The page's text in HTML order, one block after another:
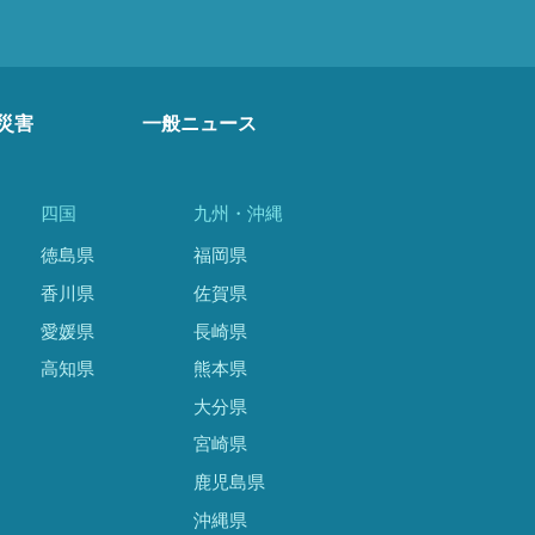
害 一般ニュース
四国
徳島県
香川県
愛媛県
高知県
九州・沖縄
福岡県
佐賀県
長崎県
熊本県
大分県
宮崎県
鹿児島県
沖縄県